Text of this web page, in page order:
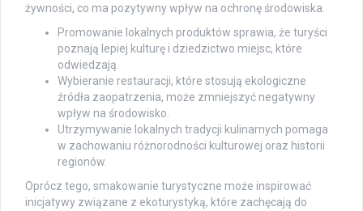
żywności, co ma pozytywny wpływ na ochronę środowiska.
Promowanie lokalnych produktów sprawia, że turyści
poznają lepiej kulturę i dziedzictwo miejsc, które
odwiedzają.
Wybieranie restauracji, które stosują ekologiczne
źródła zaopatrzenia, może zmniejszyć negatywny
wpływ na środowisko.
Utrzymywanie lokalnych tradycji kulinarnych pomaga
w zachowaniu różnorodności kulturowej oraz historii
regionów.
Oprócz tego, smakowanie turystyczne może inspirować
inicjatywy związane z ekoturystyką, które zachęcają do